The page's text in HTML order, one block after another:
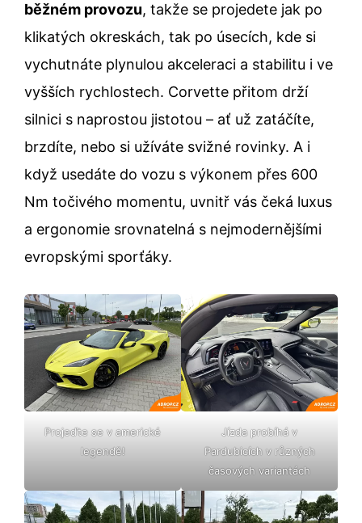
běžném provozu, takže se projedete jak po
klikatých okreskách, tak po úsecích, kde si
vychutnáte plynulou akceleraci a stabilitu i ve
vyšších rychlostech. Corvette přitom drží
silnici s naprostou jistotou – ať už zatáčíte,
brzdíte, nebo si užíváte svižné rovinky. A i
když usedáte do vozu s výkonem přes 600
Nm točivého momentu, uvnitř vás čeká luxus
a ergonomie srovnatelná s nejmodernějšími
evropskými sporťáky.
Projeďte se v americké
legendě!
Jízda probíhá v
Pardubicích v různých
časových variantách